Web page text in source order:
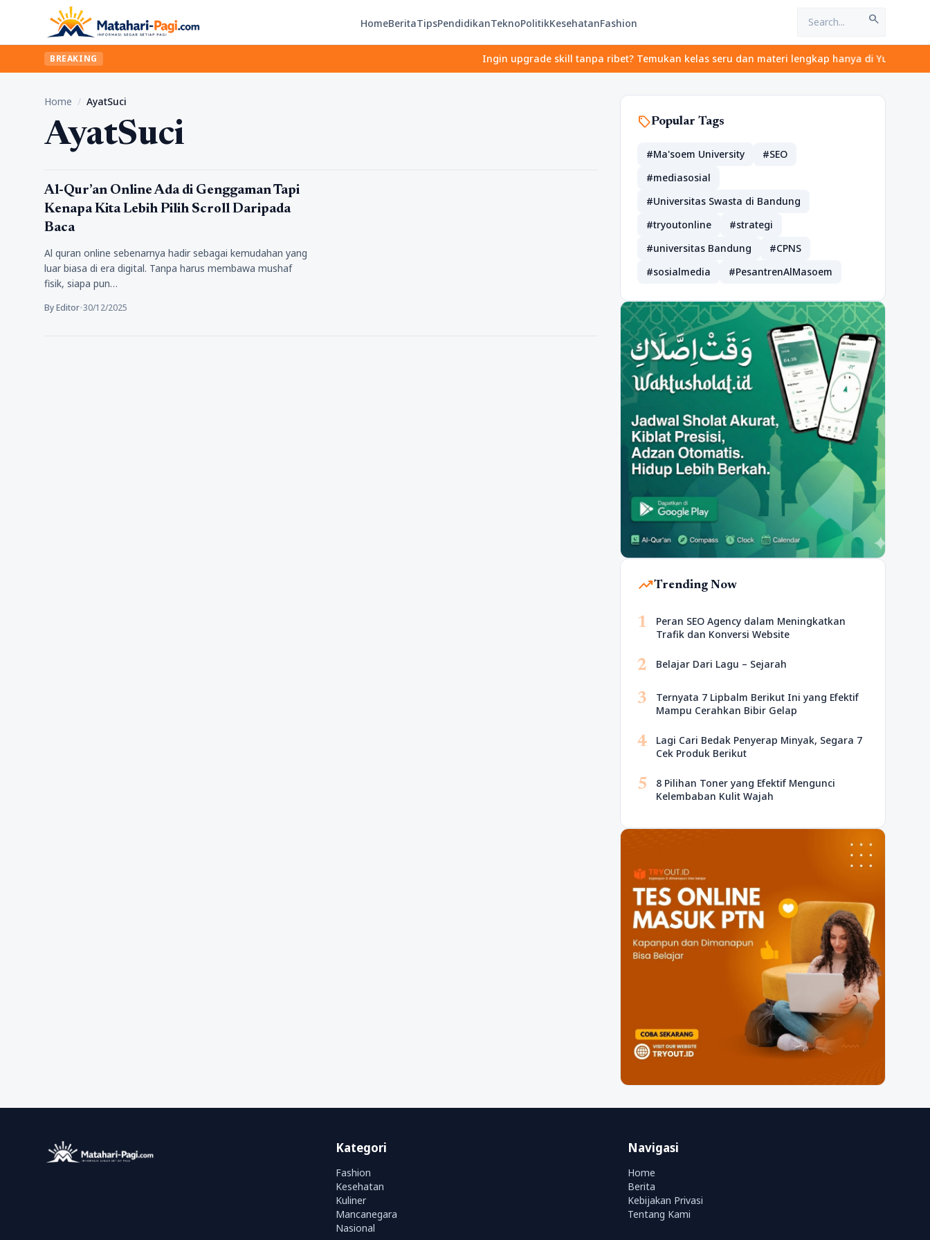
HomeBeritaTipsPendidikanTeknoPolitikKesehatanFashion search
BREAKING Ingin upgrade skill tanpa ribet? Temukan kelas seru dan materi lengkap hanya di
Home / AyatSuci
AyatSuci
Tips
Al-Qur’an Online Ada di Genggaman Tapi
Kenapa Kita Lebih Pilih Scroll Daripada
Baca
Al quran online sebenarnya hadir sebagai kemudahan yang
luar biasa di era digital. Tanpa harus membawa mushaf
fisik, siapa pun…
By Editor•30/12/2025
sellPopular Tags
#Ma'soem University
#SEO
#mediasosial
#Universitas Swasta di Bandung
#tryoutonline
#strategi
#universitas Bandung
#CPNS
#sosialmedia
#PesantrenAlMasoem
trending_upTrending Now
1
Peran SEO Agency dalam Meningkatkan
Trafik dan Konversi Website
2 Belajar Dari Lagu – Sejarah
3
Ternyata 7 Lipbalm Berikut Ini yang Efektif
Mampu Cerahkan Bibir Gelap
4
Lagi Cari Bedak Penyerap Minyak, Segara 7
Cek Produk Berikut
5
8 Pilihan Toner yang Efektif Mengunci
Kelembaban Kulit Wajah
Kategori
Fashion
Kesehatan
Kuliner
Mancanegara
Nasional
Navigasi
Home
Berita
Kebijakan Privasi
Tentang Kami